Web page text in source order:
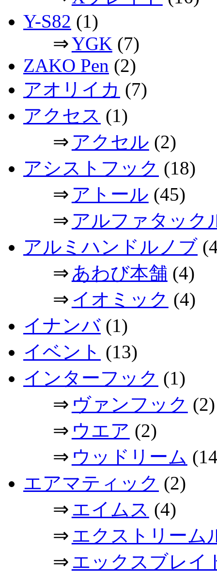
Y-S82 (1)
⇒YGK (7)
ZAKO Pen (2)
アオリイカ (7)
アクセス (1)
⇒ アクセル (2)
アシストフック (18)
⇒ アトール (45)
⇒ アルファタック
アルミハンドルノブ
⇒ あわび本舗 (4)
⇒ イオミック (4)
イナンバ (1)
イベント (13)
インターフック (1)
⇒ ヴァンフック (2)
⇒ ウエア (2)
⇒ ウッドリーム
エアマティック (2)
⇒ エイムス (4)
⇒ エクストリーム
⇒ エックスブレイ